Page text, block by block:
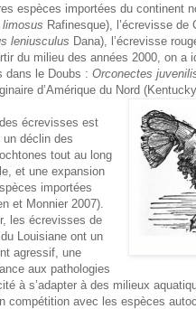
espèces importées du continent
Rafinesque), l’écrevisse
leniusculus Dana), l’écrevisse
du milieu des années 2000, on a
dans le Doubs : Orconectes
d’Amérique du Nord
des écrevisses est
un déclin des
tout au long
et une expansion
importées
et Monnier 2007).
les écrevisses de
Louisiane ont un
agressif, une
aux pathologies
à s’adapter à des milieux
compétition avec les espèces